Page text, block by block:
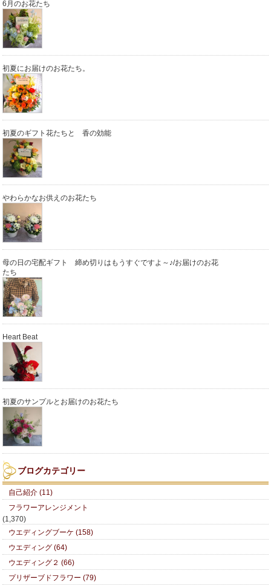
6月のお花たち
初夏にお届けのお花たち。
初夏のギフト花たちと 香の効能
やわらかなお供えのお花たち
母の日の宅配ギフト 締め切りはもうすぐですよ～♪/お届けのお花
たち
Heart Beat
初夏のサンプルとお届けのお花たち
ブログカテゴリー
自己紹介 (11)
フラワーアレンジメント
(1,370)
ウエディングブーケ (158)
ウエディング (64)
ウエディング２ (66)
プリザーブドフラワー (79)